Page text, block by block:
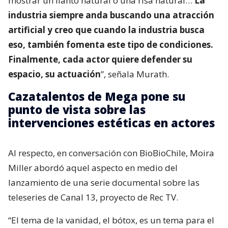
industria siempre anda buscando una atracción
artificial y creo que cuando la industria busca
eso, también fomenta este tipo de condiciones.
Finalmente, cada actor quiere defender su
espacio, su actuación”, señala Murath.
Cazatalentos de Mega pone su
punto de vista sobre las
intervenciones estéticas en actores
Al respecto, en conversación con BioBioChile, Moira
Miller abordó aquel aspecto en medio del
lanzamiento de una serie documental sobre las
teleseries de Canal 13, proyecto de Rec TV.
“El tema de la vanidad, el bótox, es un tema para el